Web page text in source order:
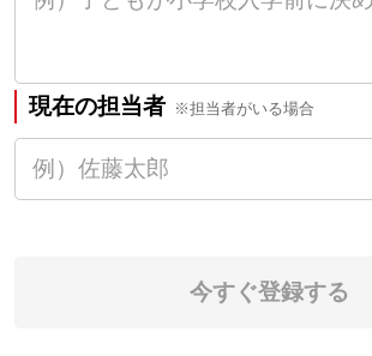
現在の担当者 ※担当者がいる場合
今すぐ登録する